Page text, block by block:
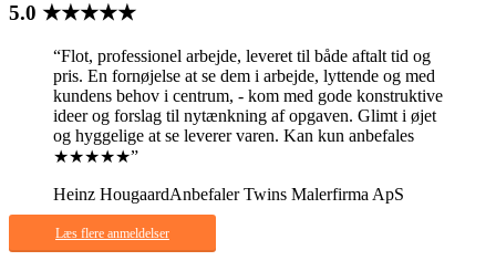
5.0 ★★★★★
“Flot, professionel arbejde, leveret til både aftalt tid og
pris. En fornøjelse at se dem i arbejde, lyttende og med
kundens behov i centrum, - kom med gode konstruktive
ideer og forslag til nytænkning af opgaven. Glimt i øjet
og hyggelige at se leverer varen. Kan kun anbefales
★★★★★”
Heinz HougaardAnbefaler Twins Malerfirma ApS
Læs flere anmeldelser